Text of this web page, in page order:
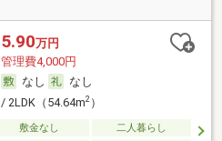
5.90万円
管理費4,000円
なし
なし
/ 2LDK（54.64m2）
敷金なし 二人暮らし